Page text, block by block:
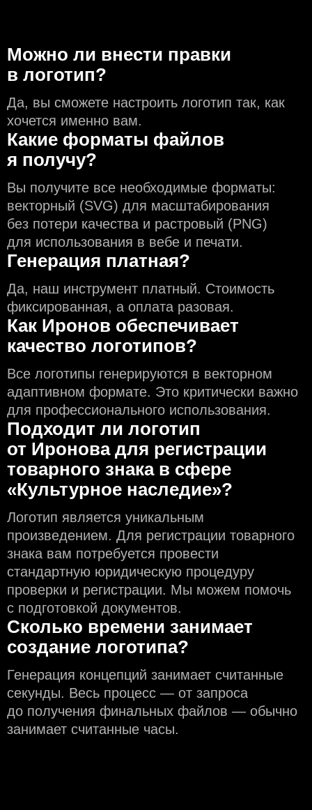
Можно ли внести правки
в логотип?
Да, вы сможете настроить логотип так, как
хочется именно вам.
Какие форматы файлов
я получу?
Вы получите все необходимые форматы:
векторный (SVG) для масштабирования
без потери качества и растровый (PNG)
для использования в вебе и печати.
Генерация платная?
Да, наш инструмент платный. Стоимость
фиксированная, а оплата разовая.
Как Иронов обеспечивает
качество логотипов?
Все логотипы генерируются в векторном
адаптивном формате. Это критически важно
для профессионального использования.
Подходит ли логотип
от Иронова для регистрации
товарного знака в сфере
«Культурное наследие»?
Логотип является уникальным
произведением. Для регистрации товарного
знака вам потребуется провести
стандартную юридическую процедуру
проверки и регистрации. Мы можем помочь
с подготовкой документов.
Сколько времени занимает
создание логотипа?
Генерация концепций занимает считанные
секунды. Весь процесс — от запроса
до получения финальных файлов — обычно
занимает считанные часы.